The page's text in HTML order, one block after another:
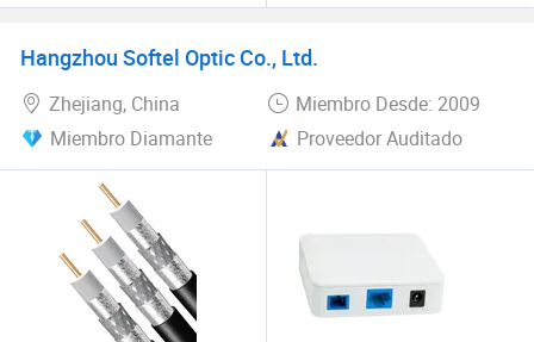
1tel+WiFi ONU Ont Epon
Hangzhou Softel Optic Co., Ltd.
Zhejiang, China
Miembro Desde: 2009
Miembro Diamante
Proveedor Auditado